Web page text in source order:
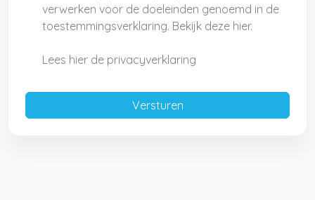
verwerken voor de doeleinden genoemd in de
toestemmingsverklaring. Bekijk deze hier.
Lees hier de privacyverklaring